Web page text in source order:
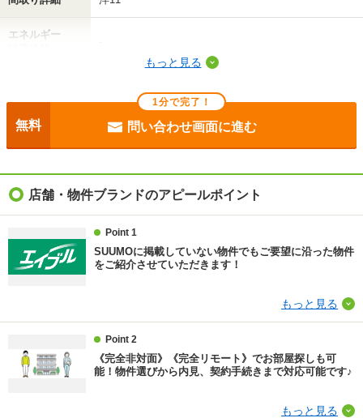
エネルギー
目安光熱費
入居 即
契約期間 普通借家 2年
月額：2％、最低保証料20，000円 更新保証料2年ご
と
もっと見る
1分で完了！
無料 問い合わせ画面に進む
店舗・物件ブランドのアピールポイント
Point 1
SUUMOに掲載していない物件でもご要望に沿った物件
をご紹介させていただきます！
もっと見る
Point 2
《完全非対面》《完全リモート》でお部屋探しも可
能！物件選びから内見、契約手続きまで対応可能です♪
もっと見る